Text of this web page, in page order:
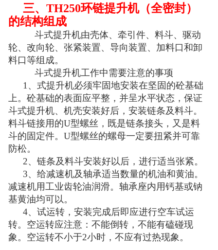
三、TH250环链提升机（全密封）
的结构组成
斗式提升机由壳体、牵引件、料斗、驱动
轮、改向轮、张紧装置、导向装置、加料口和卸
料口等组成。
斗式提升机工作中需要注意的事项
1、式提升机必须牢固地安装在坚固的砼基础
上。砼基础的表面应平整，并呈水平状态，保证
斗式提升机、机壳安装好后，安装链条及料斗。
料斗链接用的U型螺丝，既是链条接头，又是料
斗的固定件。U型螺丝的螺母一定要扭紧并可靠
防松。
2、链条及料斗安装好以后，进行适当张紧。
3、给减速机及轴承适当数量的机油和黄油。
减速机用工业齿轮油润滑。轴承座内用钙基或钠
基黄油均可以。
4、试运转，安装完成后即应进行空车试运
转。空运转应注意：不能倒转，不能有磕碰现
象。空运转不小于2小时，不应有过热现象。